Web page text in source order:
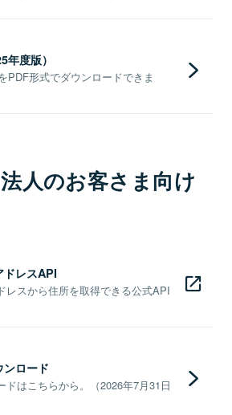
度版）
PDF形式でダウンロードできま
人のお客さま向け
ドレスAPI
レスから住所を取得できる公式API
ロード
ドはこちらから。（2026年7月31日